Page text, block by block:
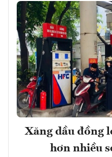
Xăng dầu đồng
hơn nhiều